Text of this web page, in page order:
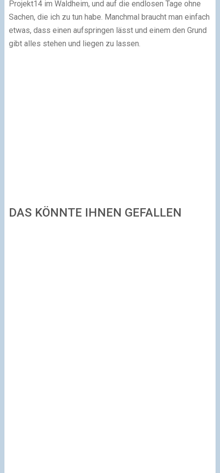
Projekt14 im Waldheim, und auf die endlosen Tage ohne
Sachen, die ich zu tun habe. Manchmal braucht man einfach
etwas, dass einen aufspringen lässt und einem den Grund
gibt alles stehen und liegen zu lassen.
DAS KÖNNTE IHNEN GEFALLEN